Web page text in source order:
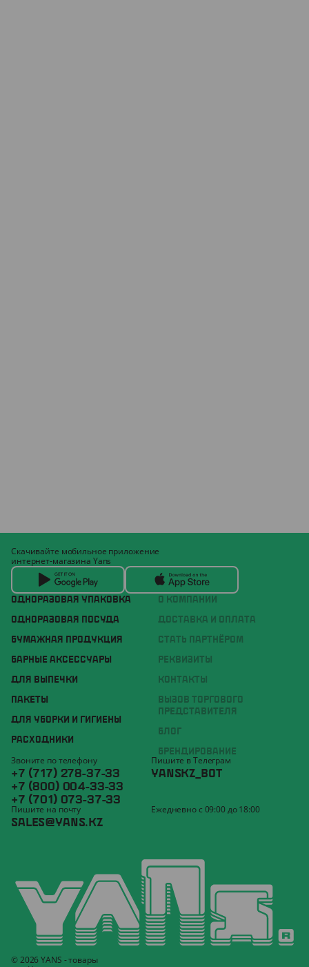
ОДНОРАЗОВАЯ УПАКОВКА
ОДНОРАЗОВАЯ ПОСУДА
БУМАЖНАЯ ПРОДУКЦИЯ
БАРНЫЕ АКСЕССУАРЫ
ДЛЯ ВЫПЕЧКИ
ПАКЕТЫ
ДЛЯ УБОРКИ И ГИГИЕНЫ
РАСХОДНИКИ
О КОМПАНИИ
ДОСТАВКА И ОПЛАТА
СТАТЬ ПАРТНЁРОМ
РЕКВИЗИТЫ
КОНТАКТЫ
ВЫЗОВ ТОРГОВОГО
ПРЕДСТАВИТЕЛЯ
БЛОГ
БРЕНДИРОВАНИЕ
Скачивайте мобильное приложение
интернет-магазина Yans
Звоните по телефону
+7 (717) 278-37-33
+7 (800) 004-33-33
+7 (701) 073-37-33
Пишите в Телеграм
YANSKZ_BOT
Пишите на почту
SALES@YANS.KZ
Ежедневно с 09:00 до 18:00
© 2026 YANS - товары